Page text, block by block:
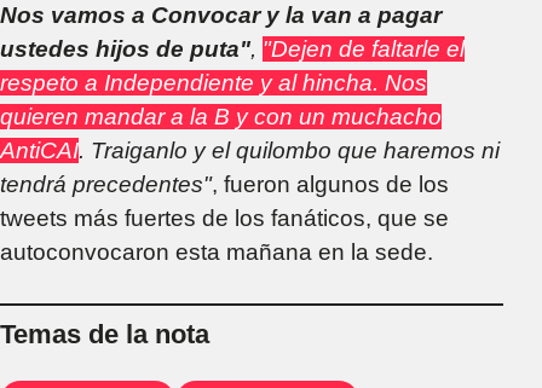
Nos vamos a Convocar y la van a pagar
ustedes hijos de puta", "Dejen de faltarle el
respeto a Independiente y al hincha. Nos
quieren mandar a la B y con un muchacho
AntiCAI. Traiganlo y el quilombo que haremos ni
tendrá precedentes", fueron algunos de los
tweets más fuertes de los fanáticos, que se
autoconvocaron esta mañana en la sede.
Temas de la nota